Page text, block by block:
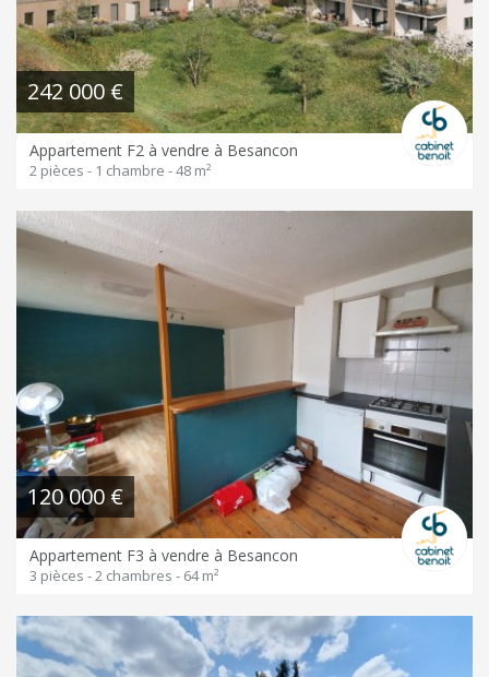
242 000 €
Appartement F2 à vendre à Besancon
2 pièces - 1 chambre - 48 m²
120 000 €
Appartement F3 à vendre à Besancon
3 pièces - 2 chambres - 64 m²